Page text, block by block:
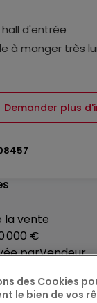
d'entrée
à manger très
à coucher
bain
privatif
Demander plus
la vente
000 €
parVendeur
des Cookies
le bien de vos